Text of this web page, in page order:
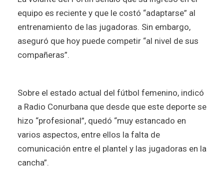
equipo es reciente y que le costó “adaptarse” al
entrenamiento de las jugadoras. Sin embargo,
aseguró que hoy puede competir “al nivel de sus
compañeras”.
Sobre el estado actual del fútbol femenino, indicó
a Radio Conurbana que desde que este deporte se
hizo “profesional”, quedó “muy estancado en
varios aspectos, entre ellos la falta de
comunicación entre el plantel y las jugadoras en la
cancha”.